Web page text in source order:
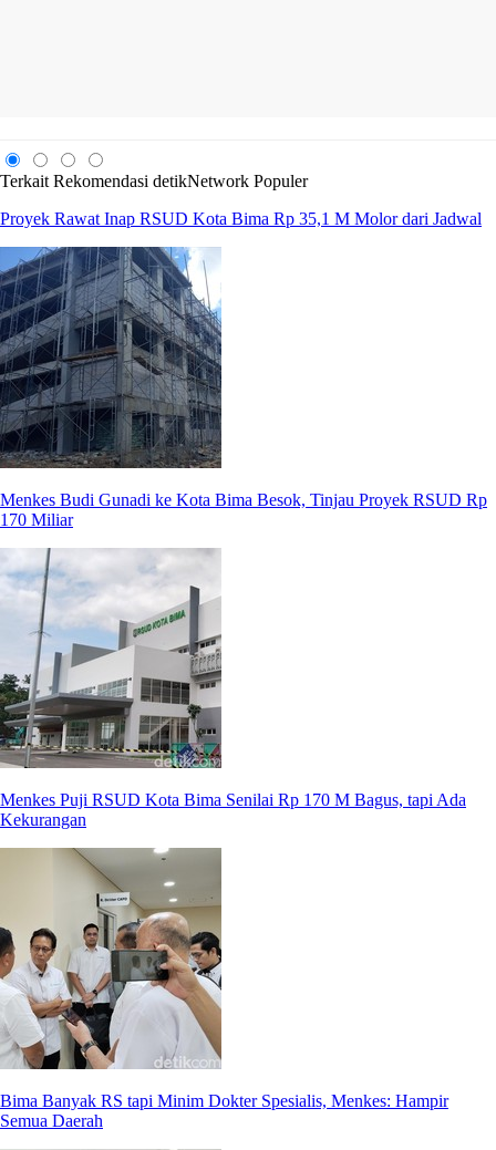
Terkait Rekomendasi detikNetwork Populer
Proyek Rawat Inap RSUD Kota Bima Rp 35,1 M Molor dari Jadwal
Menkes Budi Gunadi ke Kota Bima Besok, Tinjau Proyek RSUD Rp
170 Miliar
Menkes Puji RSUD Kota Bima Senilai Rp 170 M Bagus, tapi Ada
Kekurangan
Bima Banyak RS tapi Minim Dokter Spesialis, Menkes: Hampir
Semua Daerah